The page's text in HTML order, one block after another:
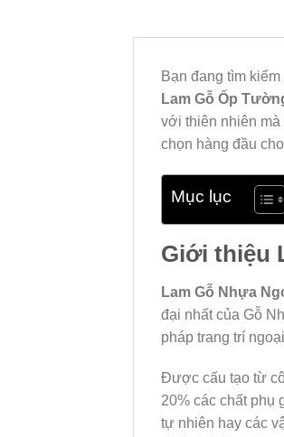
Bạn đang tìm
Lam Gỗ Ốp
với thiên nhiên
chọn hàng đầu
Mục lục
Giới thiệu
Lam Gỗ Nhựa
đại nhất của Gỗ
pháp trang trí
Được cấu tạo từ
20% các chất phụ
tự nhiên hay các